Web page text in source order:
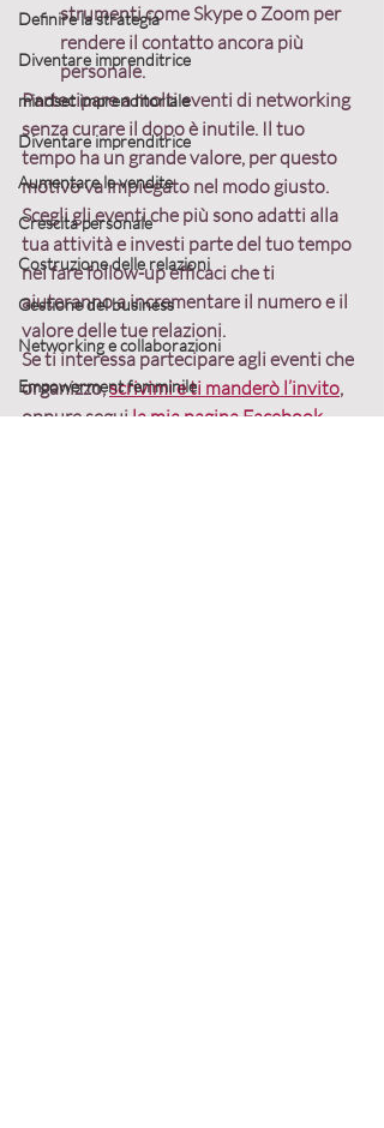
Definire la strategia
Diventare imprenditrice
mindset imprenditoriale
Diventare imprenditrice
Aumentare le vendite
Crescita personale
Costruzione delle relazioni
Gestione del business
Networking e collaborazioni
Empowerment femminile
strumenti come Skype o Zoom per
rendere il contatto ancora più
personale.
Partecipare a molti eventi di networking
senza curare il dopo è inutile. Il tuo
tempo ha un grande valore, per questo
motivo va impiegato nel modo giusto.
Scegli gli eventi che più sono adatti alla
tua attività e investi parte del tuo tempo
nel fare follow-up efficaci che ti
aiuteranno a incrementare il numero e il
valore delle tue relazioni.
Se ti interessa partecipare agli eventi che
organizzo, scrivimi e ti manderò l’invito,
oppure segui la mia pagina Facebook.